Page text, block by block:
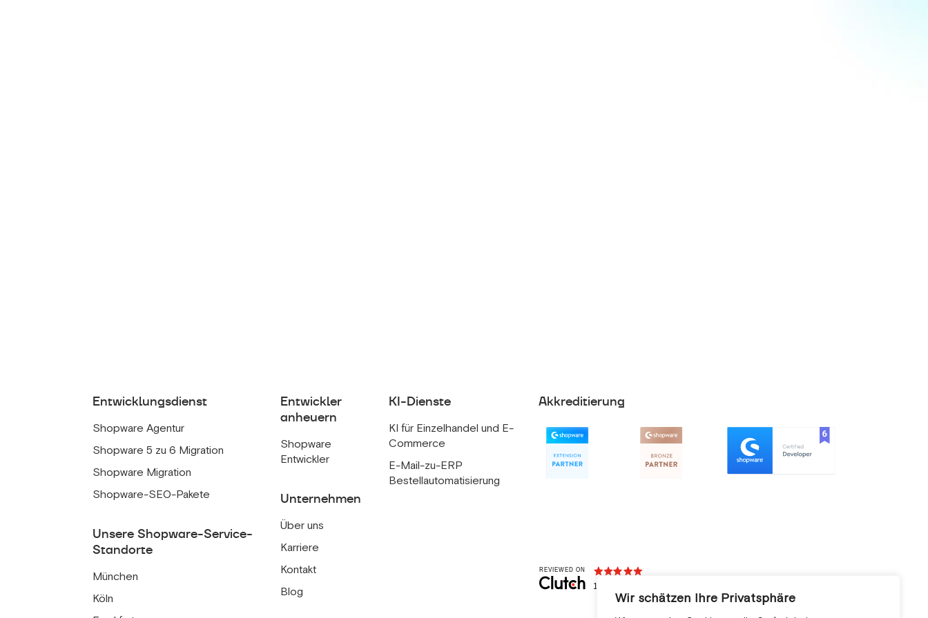
Wir schätzen Ihre Privatsphäre
Entwicklungsdienst
Shopware Agentur
Shopware 5 zu 6 Migration
Shopware Migration
Shopware-SEO-Pakete
Unsere Shopware-Service-
Standorte
München
Köln
Entwickler
anheuern
Shopware
Entwickler
Unternehmen
Über uns
Karriere
Kontakt
Blog
KI-Dienste
KI für Einzelhandel und E-
Commerce
E-Mail-zu-ERP
Bestellautomatisierung
Akkreditierung